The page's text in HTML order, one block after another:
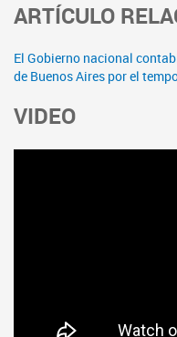
ARTÍCULO
El Gobierno nacional
de Buenos Aires por el
VIDEO